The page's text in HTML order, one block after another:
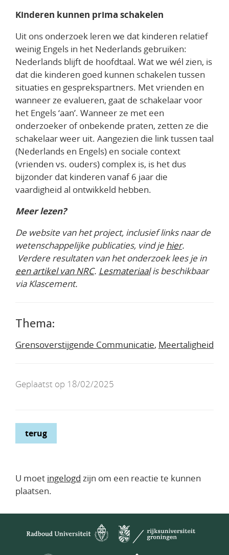
Kinderen kunnen prima schakelen
Uit ons onderzoek leren we dat kinderen relatief
weinig Engels in het Nederlands gebruiken:
Nederlands blijft de hoofdtaal. Wat we wél zien, is
dat die kinderen goed kunnen schakelen tussen
situaties en gesprekspartners. Met vrienden en
wanneer ze evalueren, gaat de schakelaar voor
het Engels ‘aan’. Wanneer ze met een
onderzoeker of onbekende praten, zetten ze die
schakelaar weer uit. Aangezien die link tussen taal
(Nederlands en Engels) en sociale context
(vrienden vs. ouders) complex is, is het dus
bijzonder dat kinderen vanaf 6 jaar die
vaardigheid al ontwikkeld hebben.
Meer lezen?
De website van het project, inclusief links naar de
wetenschappelijke publicaties, vind je hier.
Verdere resultaten van het onderzoek lees je in
een artikel van NRC. Lesmateriaalis beschikbaar
via Klascement.
Thema:
Grensoverstijgende Communicatie, Meertaligheid
Geplaatst op 18/02/2025
terug
U moet ingelogd zijn om een reactie te kunnen
plaatsen.